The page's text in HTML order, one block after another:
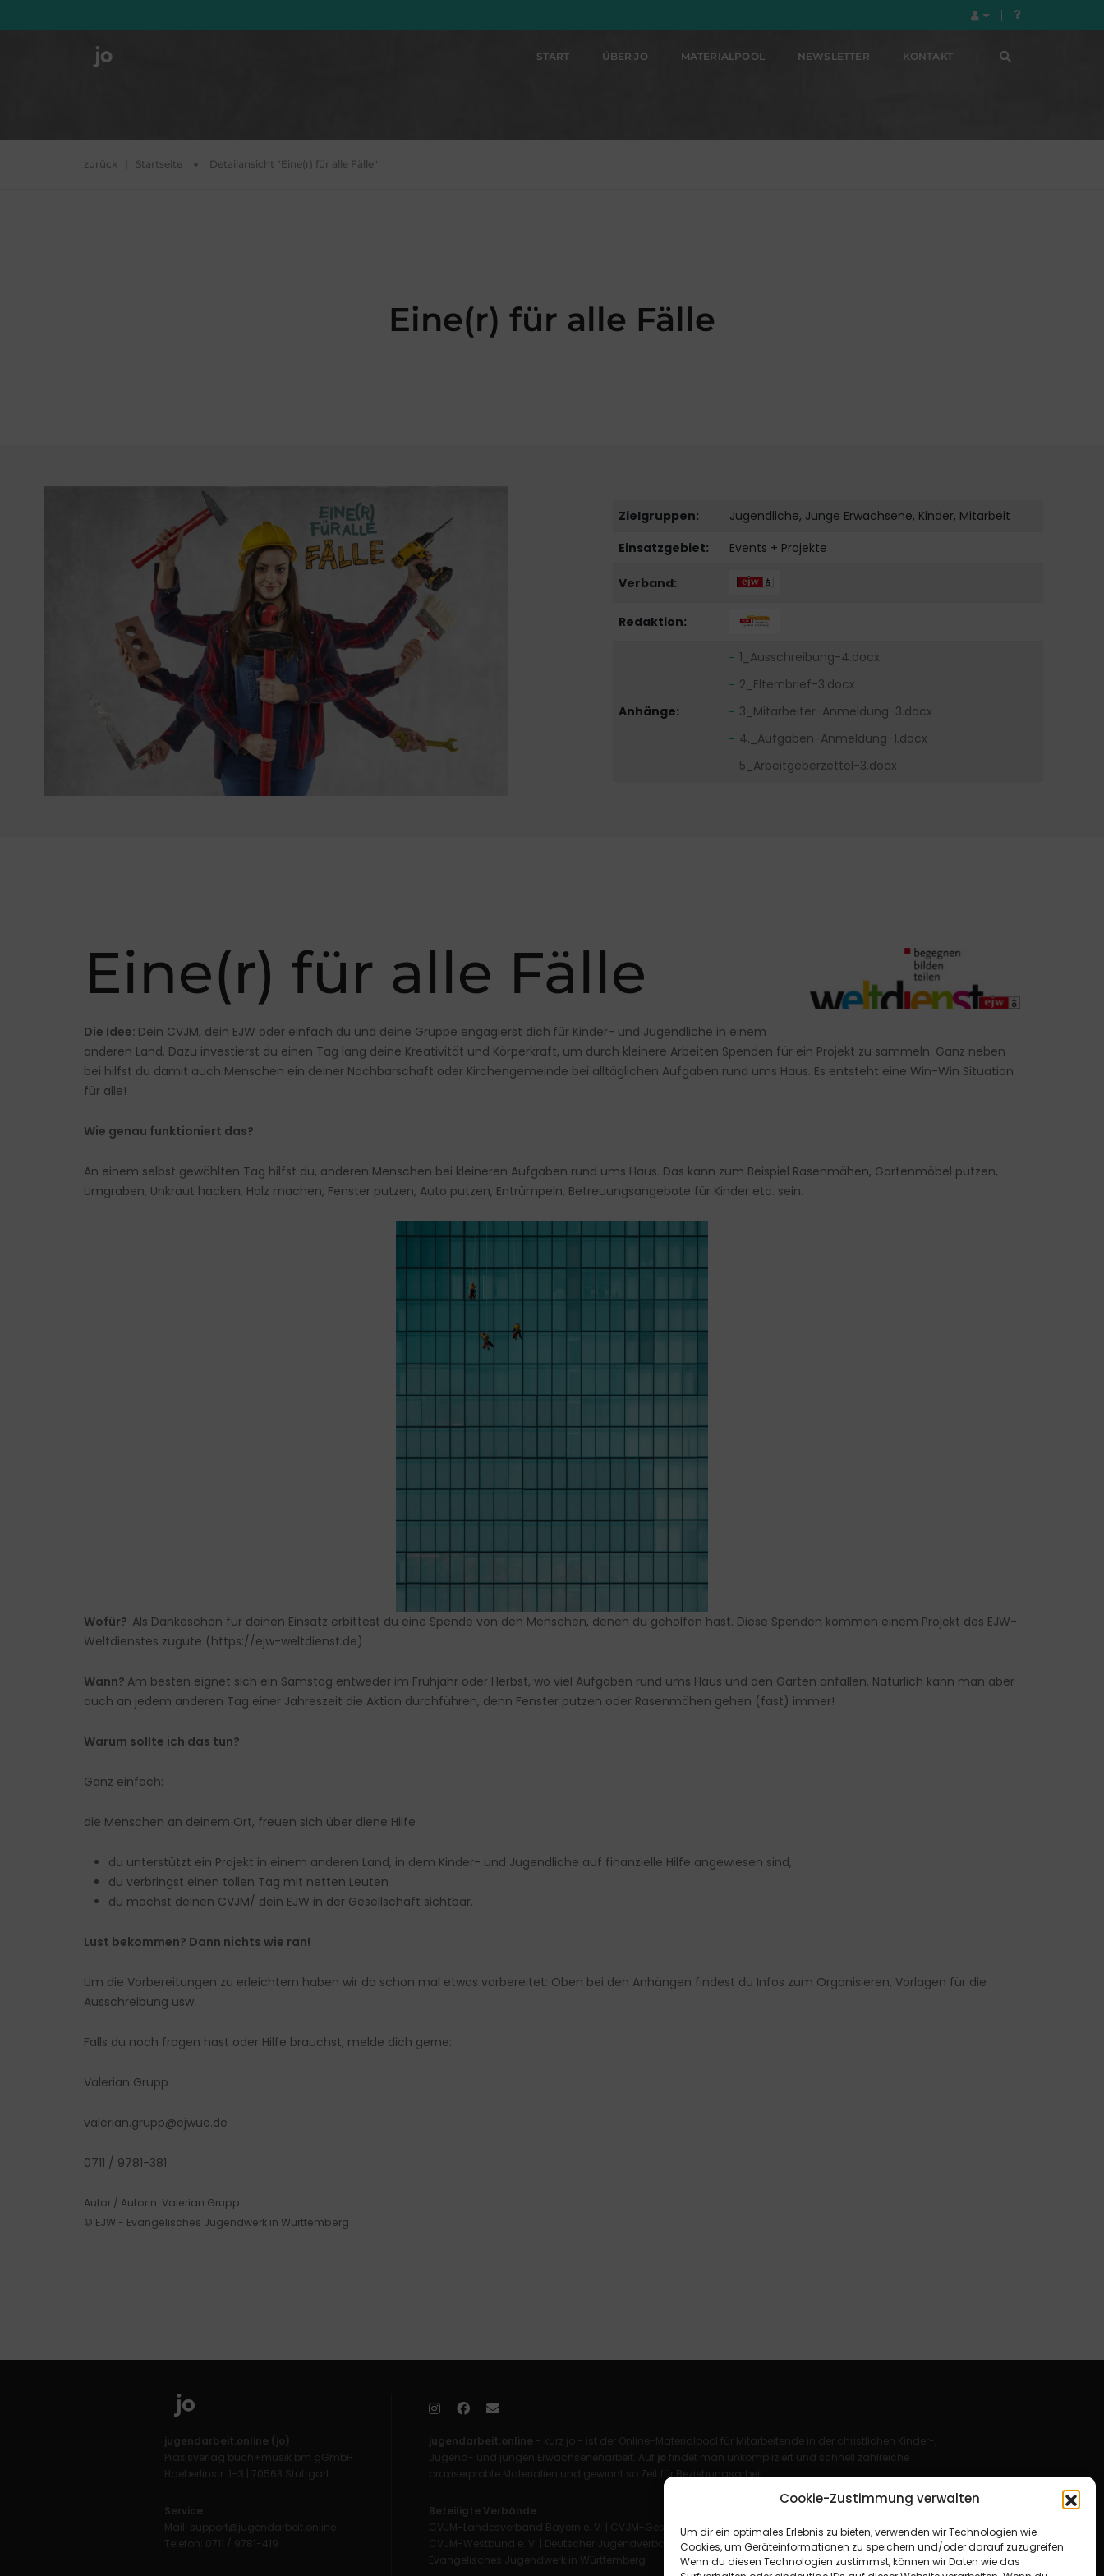
Cookie-Zustimmung verwalten
Um dir ein optimales Erlebnis zu bieten, verwenden wir Technologien wie
Cookies, um Geräteinformationen zu speichern und/oder darauf zuzugreifen.
Wenn du diesen Technologien zustimmst, können wir Daten wie das
START ÜBER JO MATERIALPOOL NEWSLETTER KONTAKT
zurück | Startseite Detailansicht "Eine(r) für alle Fälle"
Eine(r) für alle Fälle
Zielgruppen:
Jugendliche, Junge Erwachsene, Kinder, Mitarbeit
Einsatzgebiet:
Events + Projekte
Verband:
Redaktion:
Anhänge:
1_Ausschreibung-4.docx
2_Elternbrief-3.docx
3_Mitarbeiter-Anmeldung-3.docx
4._Aufgaben-Anmeldung-1.docx
5_Arbeitgeberzettel-3.docx
Eine(r) für alle Fälle
Die Idee: Dein CVJM, dein EJW oder einfach du und deine Gruppe engagierst dich für Kinder- und Jugendliche in einem
anderen Land. Dazu investierst du einen Tag lang deine Kreativität und Körperkraft, um durch kleinere Arbeiten Spenden für ein Projekt zu sammeln. Ganz neben
bei hilfst du damit auch Menschen ein deiner Nachbarschaft oder Kirchengemeinde bei alltäglichen Aufgaben rund ums Haus. Es entsteht eine Win-Win Situation
für alle!
Wie genau funktioniert das?
An einem selbst gewählten Tag hilfst du, anderen Menschen bei kleineren Aufgaben rund ums Haus. Das kann zum Beispiel Rasenmähen, Gartenmöbel putzen,
Umgraben, Unkraut hacken, Holz machen, Fenster putzen, Auto putzen, Entrümpeln, Betreuungsangebote für Kinder etc. sein.
Wofür? Als Dankeschön für deinen Einsatz erbittest du eine Spende von den Menschen, denen du geholfen hast. Diese Spenden kommen einem Projekt des EJW-
Weltdienstes zugute (https://ejw-weltdienst.de)
Wann? Am besten eignet sich ein Samstag entweder im Frühjahr oder Herbst, wo viel Aufgaben rund ums Haus und den Garten anfallen. Natürlich kann man aber
auch an jedem anderen Tag einer Jahreszeit die Aktion durchführen, denn Fenster putzen oder Rasenmähen gehen (fast) immer!
Warum sollte ich das tun?
Ganz einfach:
die Menschen an deinem Ort, freuen sich über diene Hilfe
du unterstützt ein Projekt in einem anderen Land, in dem Kinder- und Jugendliche auf finanzielle Hilfe angewiesen sind,
du verbringst einen tollen Tag mit netten Leuten
du machst deinen CVJM/ dein EJW in der Gesellschaft sichtbar.
Lust bekommen? Dann nichts wie ran!
Um die Vorbereitungen zu erleichtern haben wir da schon mal etwas vorbereitet: Oben bei den Anhängen findest du Infos zum Organisieren, Vorlagen für die
Ausschreibung usw.
Falls du noch fragen hast oder Hilfe brauchst, melde dich gerne:
Valerian Grupp
valerian.grupp@ejwue.de
0711 / 9781-381
Autor / Autorin: Valerian Grupp
© EJW - Evangelisches Jugendwerk in Württemberg
jugendarbeit.online (jo)
Praxisverlag buch+musik bm gGmbH
Haeberlinstr. 1–3 | 70563 Stuttgart
Service
Mail: support@jugendarbeit.online
Telefon: 0711 / 9781-419
jugendarbeit.online - kurz jo - ist der Online-Materialpool für Mitarbeitende in der christlichen Kinder-,
Jugend- und jungen Erwachsenenarbeit. Auf jo findet man unkompliziert und schnell zahlreiche
praxiserprobte Materialien und gewinnt so Zeit für Beziehungsarbeit.
Beteiligte Verbände
CVJM-Landesverband Bayern e. V.
CVJM-Gesamtverband in Deutschland e. V.
CVJM-Westbund e. V.
Deutscher Jugendverband „Entschieden für Christus“ e. V.
Evangelisches Jugendwerk in Württemberg